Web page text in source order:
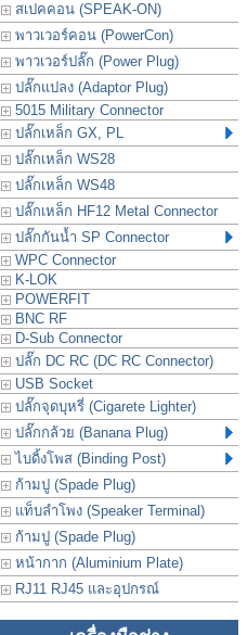
สเปคคอน (SPEAK-ON)
พาวเวอร์คอน (PowerCon)
พาวเวอร์ปลั๊ก (Power Plug)
ปลั๊กแปลง (Adaptor Plug)
5015 Military Connector
ปลั๊กเหล็ก GX, PL
ปลั๊กเหล็ก WS28
ปลั๊กเหล็ก WS48
ปลั๊กเหล็ก HF12 Metal Connector
ปลั๊กกันน้ำ SP Connector
WPC Connector
K-LOK
POWERFIT
BNC RF
D-Sub Connector
ปลั๊ก DC RC (DC RC Connector)
USB Socket
ปลั๊กจุดบุหรี่ (Cigarete Lighter)
ปลั๊กกล้วย (Banana Plug)
ไบดิ้งโพส (Binding Post)
ก้ามปู (Spade Plug)
แท็บลำโพง (Speaker Terminal)
ก้ามปู (Spade Plug)
หน้ากาก (Aluminium Plate)
RJ11 RJ45 และอุปกรณ์